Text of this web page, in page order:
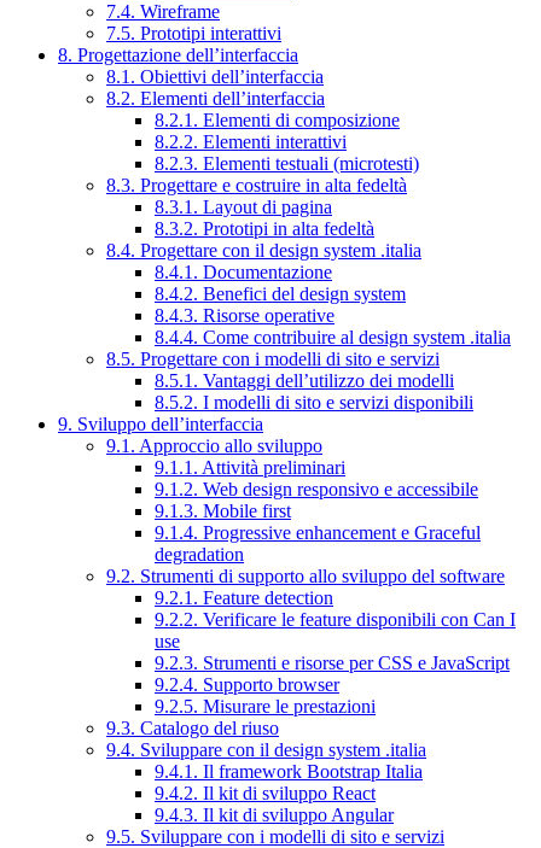
7.4. Wireframe
7.5. Prototipi interattivi
8. Progettazione dell’interfaccia
8.1. Obiettivi dell’interfaccia
8.2. Elementi dell’interfaccia
8.2.1. Elementi di composizione
8.2.2. Elementi interattivi
8.2.3. Elementi testuali (microtesti)
8.3. Progettare e costruire in alta fedeltà
8.3.1. Layout di pagina
8.3.2. Prototipi in alta fedeltà
8.4. Progettare con il design system .italia
8.4.1. Documentazione
8.4.2. Benefici del design system
8.4.3. Risorse operative
8.4.4. Come contribuire al design system .italia
8.5. Progettare con i modelli di sito e servizi
8.5.1. Vantaggi dell’utilizzo dei modelli
8.5.2. I modelli di sito e servizi disponibili
9. Sviluppo dell’interfaccia
9.1. Approccio allo sviluppo
9.1.1. Attività preliminari
9.1.2. Web design responsivo e accessibile
9.1.3. Mobile first
9.1.4. Progressive enhancement e Graceful
degradation
9.2. Strumenti di supporto allo sviluppo del software
9.2.1. Feature detection
9.2.2. Verificare le feature disponibili con Can I
use
9.2.3. Strumenti e risorse per CSS e JavaScript
9.2.4. Supporto browser
9.2.5. Misurare le prestazioni
9.3. Catalogo del riuso
9.4. Sviluppare con il design system .italia
9.4.1. Il framework Bootstrap Italia
9.4.2. Il kit di sviluppo React
9.4.3. Il kit di sviluppo Angular
9.5. Sviluppare con i modelli di sito e servizi